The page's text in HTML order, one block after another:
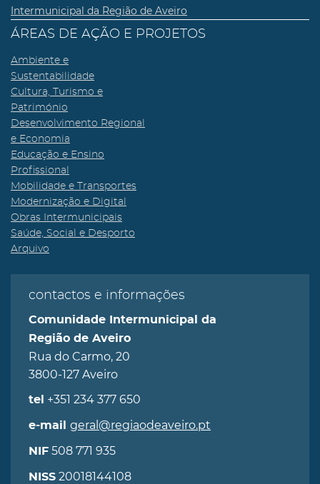
Intermunicipal da Região de Aveiro
ÁREAS DE AÇÃO E PROJETOS
Ambiente e
Sustentabilidade
Cultura, Turismo e
Património
Desenvolvimento Regional
e Economia
Educação e Ensino
Profissional
Mobilidade e Transportes
Modernização e Digital
Obras Intermunicipais
Saúde, Social e Desporto
Arquivo
contactos e informações
Comunidade Intermunicipal da
Região de Aveiro
Rua do Carmo, 20
3800-127 Aveiro
tel +351 234 377 650
e-mail geral@regiaodeaveiro.pt
NIF 508 771 935
NISS 20018144108